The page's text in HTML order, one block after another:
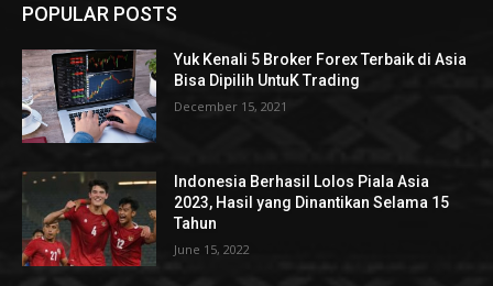
POPULAR POSTS
Yuk Kenali 5 Broker Forex Terbaik di Asia
Bisa Dipilih UntuK Trading
December 15, 2021
Indonesia Berhasil Lolos Piala Asia
2023, Hasil yang Dinantikan Selama 15
Tahun
June 15, 2022